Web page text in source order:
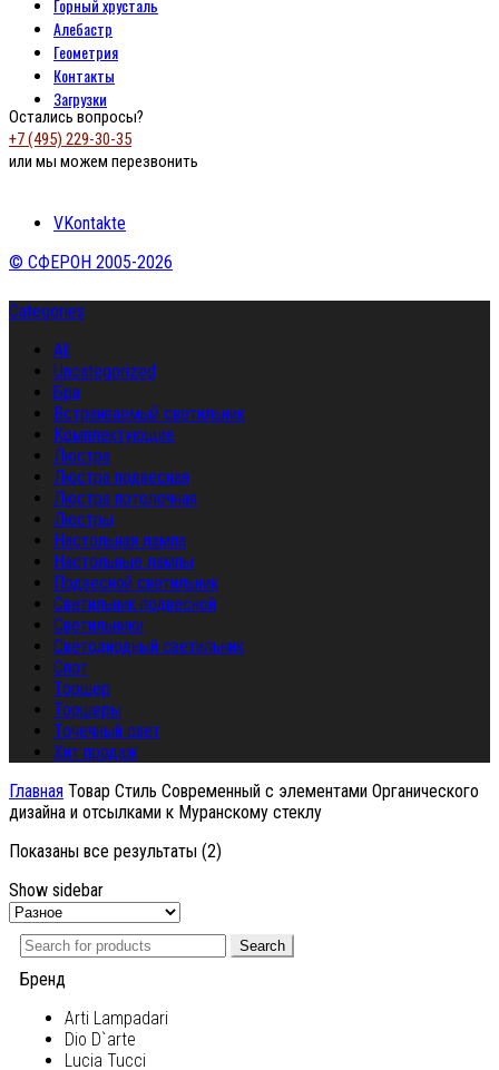
Горный хрусталь
Алебастр
Геометрия
Контакты
Загрузки
Остались вопросы?
+7 (495) 229-30-35
или мы можем перезвонить
VKontakte
© СФЕРОН 2005-2026
Categories
All
Uncategorized
Бра
Встраиваемый светильник
Комплектующие
Люстра
Люстра подвесная
Люстра потолочная
Люстры
Настольная лампа
Настольные лампы
Подвесной светильник
Светильник подвесной
Светильники
Светодиодный светильник
Спот
Торшер
Торшеры
Точечный свет
Хит продаж
Главная Товар Стиль Современный с элементами Органического
дизайна и отсылками к Муранскому стеклу
Показаны все результаты (2)
Show sidebar
Search
Бренд
Arti Lampadari
Dio D`arte
Lucia Tucci